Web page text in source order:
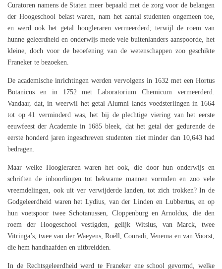
Curatoren namens de Staten meer bepaald met de zorg voor de belangen
der Hoogeschool belast waren, nam het aantal studenten ongemeen toe,
en werd ook het getal hoogleraren vermeerderd; terwijl de roem van
hunne geleerdheid en onderwijs mede vele buitenlanders aanspoorde, het
kleine, doch voor de beoefening van de wetenschappen zoo geschikte
Franeker te bezoeken.
De academische inrichtingen werden vervolgens in 1632 met een Hortus
Botanicus en in 1752 met Laboratorium Chemicum vermeerderd.
Vandaar, dat, in weerwil het getal Alumni lands voedsterlingen in 1664
tot op 41 verminderd was, het bij de plechtige viering van het eerste
eeuwfeest der Academie in 1685 bleek, dat het getal der gedurende de
eerste honderd jaren ingeschreven studenten niet minder dan 10,643 had
bedragen.
Maar welke Hoogleraren waren het ook, die door hun onderwijs en
schriften de inboorlingen tot bekwame mannen vormden en zoo vele
vreemdelingen, ook uit ver verwijderde landen, tot zich trokken? In de
Godgeleerdheid waren het Lydius, van der Linden en Lubbertus, en op
hun voetspoor twee Schotanussen, Cloppenburg en Arnoldus, die den
roem der Hoogeschool vestigden, gelijk Witsius, van Marck, twee
Vitringa’s, twee van der Waeyens, Roëll, Conradi, Venema en van Voorst,
die hem handhaafden en uitbreidden.
In de Rechtsgeleerdheid werd te Franeker ene school gevormd, welke